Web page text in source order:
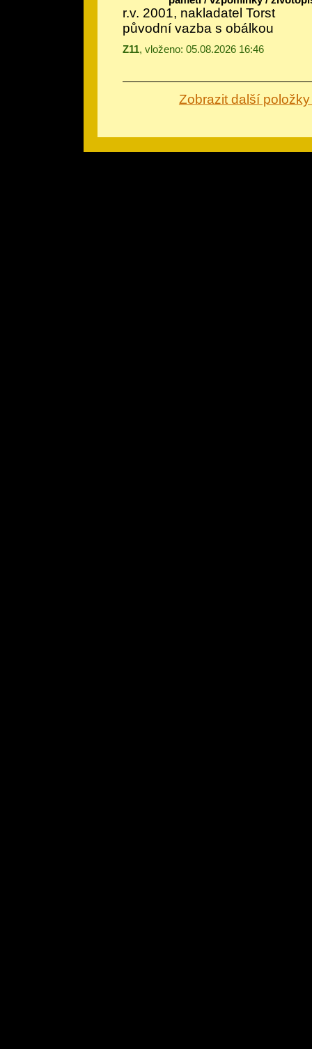
r.v. 2001, nakladatel Torst
původní vazba s obálkou
Z11, vloženo: 05.08.2026 16:46
Zobrazit další